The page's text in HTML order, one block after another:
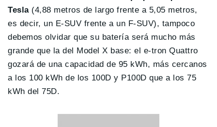
Tesla(4,88 metros de largo frente a 5,05 metros,
es decir, un E-SUV frente a un F-SUV), tampoco
debemos olvidar que su batería será mucho más
grande que la del Model X base: el e-tron Quattro
gozará de una capacidad de 95 kWh, más cercanos
a los 100 kWh de los 100D y P100D que a los 75
kWh del 75D.